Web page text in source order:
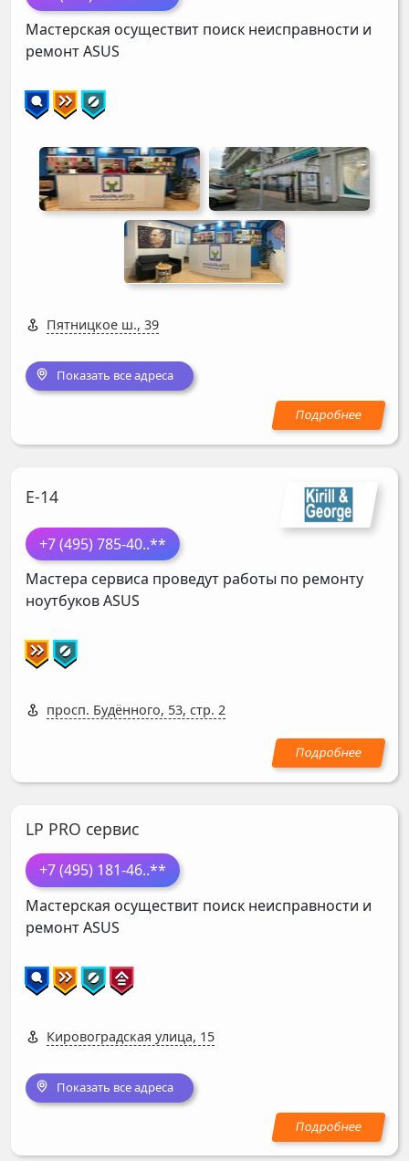
Мастерская осуществит поиск неисправности и
ремонтASUS
Пятницкое ш., 39
Показать все адреса
Е-14
+7 (495) 785-40..**
Мастера сервиса проведут работы по ремонту
ноутбуковASUS
просп. Будённого, 53, стр. 2
LP PRO сервис
+7 (495) 181-46..**
Мастерская осуществит поиск неисправности и
ремонтASUS
Кировоградская улица, 15
Показать все адреса